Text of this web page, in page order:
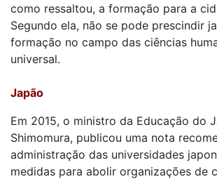
como ressaltou, a formação para a
Segundo ela, não se pode prescindir
formação no campo das ciências
universal.
Japão
Em 2015, o ministro da Educação do
Shimomura, publicou uma nota
administração das universidades
medidas para abolir organizações de